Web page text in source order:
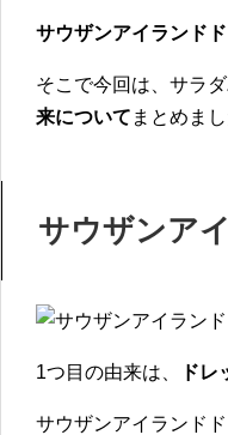
サウザンアイランド
そこで今回は、サラ
来について まとめまし
サウザンア
1つ目の由来は、 ド
サウザンアイランド